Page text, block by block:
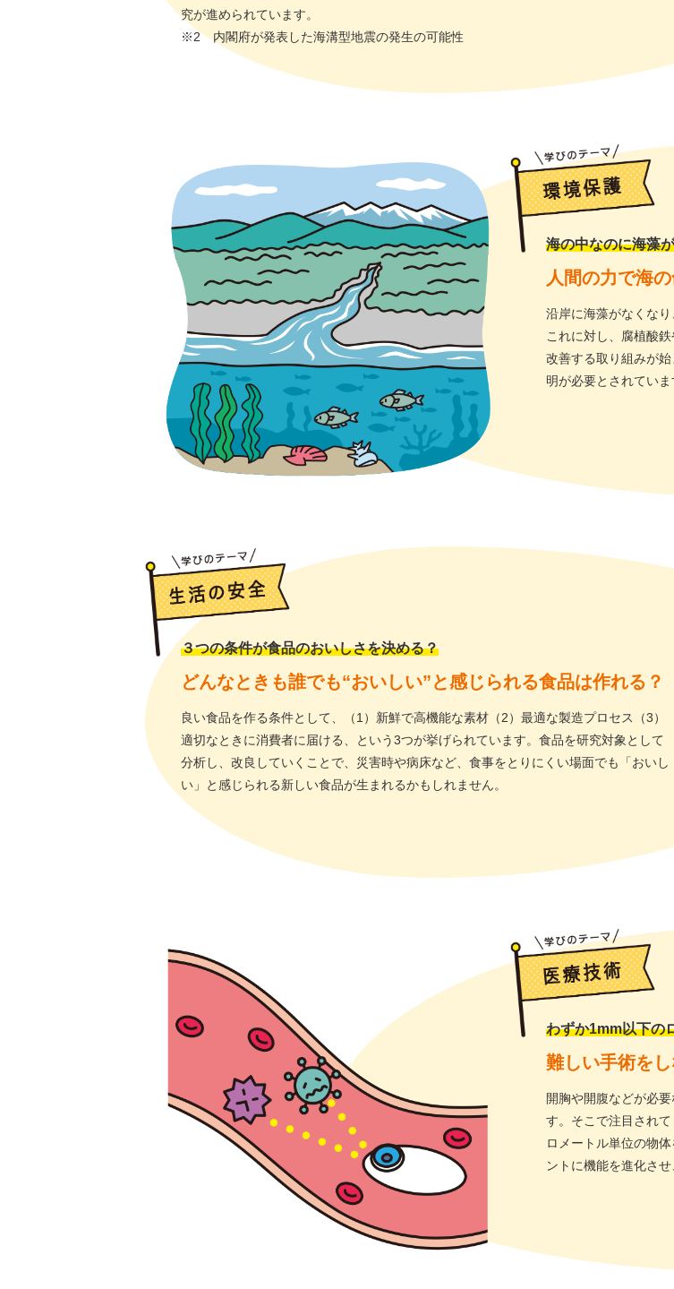
究が進められています。
※2 内閣府が発表した海溝型地震の発生の可能性
海の中なのに海藻
人間の力で海
沿岸に海藻がなくなり
これに対し、腐植酸
改善する取り組みが
明が必要とされていま
３つの条件が食品のおいしさを決める？
どんなときも誰でも“おいしい”と感じられる食品は作れる？
良い食品を作る条件として、（1）新鮮で高機能な素材（2）最適な製造プロセス（3）
適切なときに消費者に届ける、という3つが挙げられています。食品を研究対象として
分析し、改良していくことで、災害時や病床など、食事をとりにくい場面でも「おいし
い」と感じられる新しい食品が生まれるかもしれません。
わずか1mm以下の
難しい手術を
開胸や開腹などが必
す。そこで注目され
ロメートル単位の物
ントに機能を進化さ